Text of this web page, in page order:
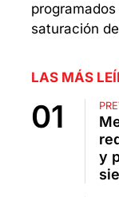
saturación
LAS MÁS
y